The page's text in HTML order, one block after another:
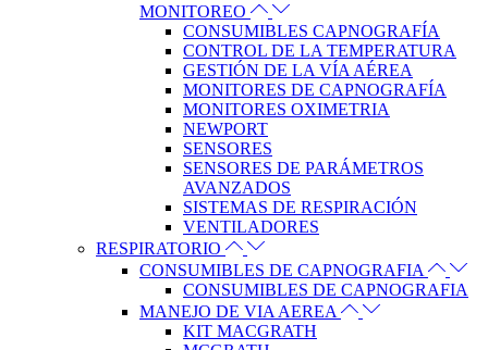
MONITOREO
CONSUMIBLES CAPNOGRAFÍA
CONTROL DE LA TEMPERATURA
GESTIÓN DE LA VÍA AÉREA
MONITORES DE CAPNOGRAFÍA
MONITORES OXIMETRIA
NEWPORT
SENSORES
SENSORES DE PARÁMETROS
AVANZADOS
SISTEMAS DE RESPIRACIÓN
VENTILADORES
RESPIRATORIO
CONSUMIBLES DE CAPNOGRAFIA
CONSUMIBLES DE CAPNOGRAFIA
MANEJO DE VIA AEREA
KIT MACGRATH